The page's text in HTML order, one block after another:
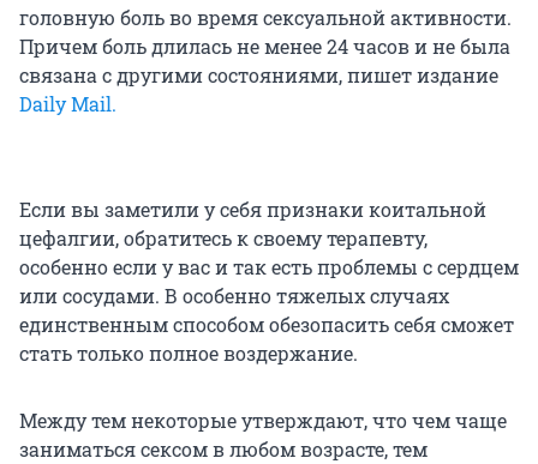
головную боль во время сексуальной активности.
Причем боль длилась не менее 24 часов и не была
связана с другими состояниями, пишет издание
Daily Mail.
Если вы заметили у себя признаки коитальной
цефалгии, обратитесь к своему терапевту,
особенно если у вас и так есть проблемы с сердцем
или сосудами. В особенно тяжелых случаях
единственным способом обезопасить себя сможет
стать только полное воздержание.
Между тем некоторые утверждают, что чем чаще
заниматься сексом в любом возрасте, тем